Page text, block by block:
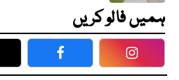
ہمیں فالو کریں
Facebook